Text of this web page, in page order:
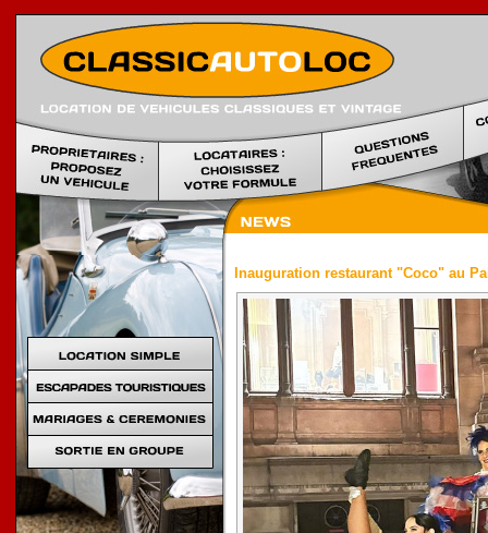
Inauguration restaurant "Coco" au